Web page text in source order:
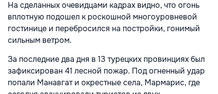
На сделанных очевидцами кадрах видно, что огонь
вплотную подошел к роскошной многоуровневой
гостинице и перебросился на постройки, гонимый
сильным ветром.
За последние два дня в 13 турецких провинциях был
зафиксирован 41 лесной пожар. Под огненный удар
попали Манавгат и окрестные села, Мармарис, где